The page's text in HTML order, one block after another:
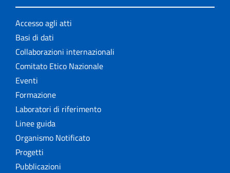
Accesso agli atti
Basi di dati
Collaborazioni internazionali
Comitato Etico Nazionale
Eventi
Formazione
Laboratori di riferimento
Linee guida
Organismo Notificato
Progetti
Pubblicazioni